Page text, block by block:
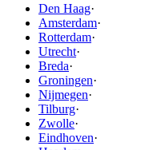
Den Haag·
Amsterdam·
Rotterdam·
Utrecht·
Breda·
Groningen·
Nijmegen·
Tilburg·
Zwolle·
Eindhoven·